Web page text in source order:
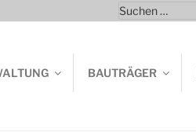
Suchen
nach:
BAUTRÄGER